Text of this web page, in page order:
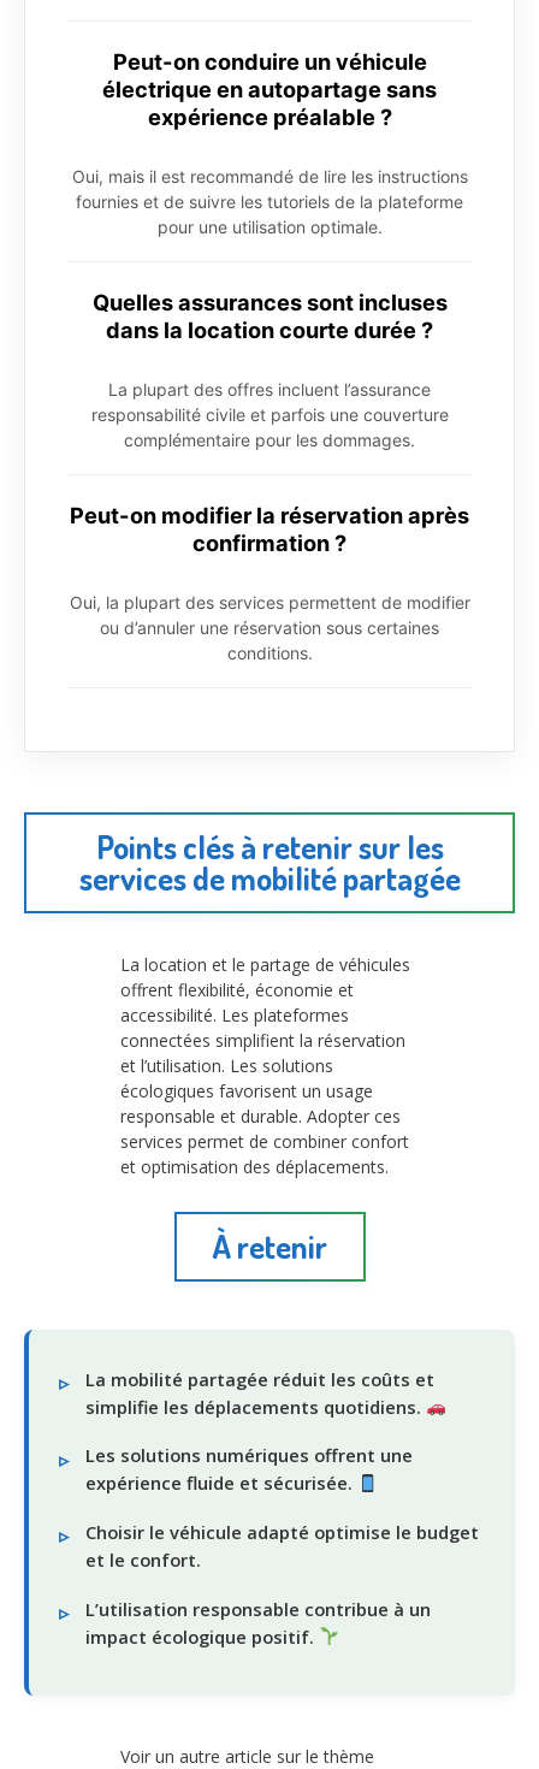
Peut-on conduire un véhicule
électrique en autopartage sans
expérience préalable ?
Oui, mais il est recommandé de lire les instructions
fournies et de suivre les tutoriels de la plateforme
pour une utilisation optimale.
Quelles assurances sont incluses
dans la location courte durée ?
La plupart des offres incluent l’assurance
responsabilité civile et parfois une couverture
complémentaire pour les dommages.
Peut-on modifier la réservation après
confirmation ?
Oui, la plupart des services permettent de modifier
ou d’annuler une réservation sous certaines
conditions.
Points clés à retenir sur les
services de mobilité partagée
La location et le partage de véhicules
offrent flexibilité, économie et
accessibilité. Les plateformes
connectées simplifient la réservation
et l’utilisation. Les solutions
écologiques favorisent un usage
responsable et durable. Adopter ces
services permet de combiner confort
et optimisation des déplacements.
À retenir
La mobilité partagée réduit les coûts et
simplifie les déplacements quotidiens.
Les solutions numériques offrent une
expérience fluide et sécurisée.
Choisir le véhicule adapté optimise le budget
et le confort.
L’utilisation responsable contribue à un
impact écologique positif.
Voir un autre article sur le thème